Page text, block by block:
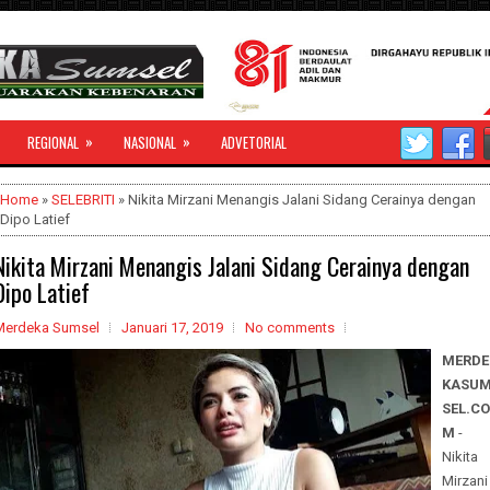
REGIONAL » NASIONAL » ADVETORIAL
Home » SELEBRITI » Nikita Mirzani Menangis Jalani Sidang Cerainya dengan
Dipo Latief
Mirzani Menangis Jalani Sidang Cerainya dengan
Latief
Sumsel Januari 17, 2019
No comments
MERDE
SEL.CO
M -
Nikita
Mirzani